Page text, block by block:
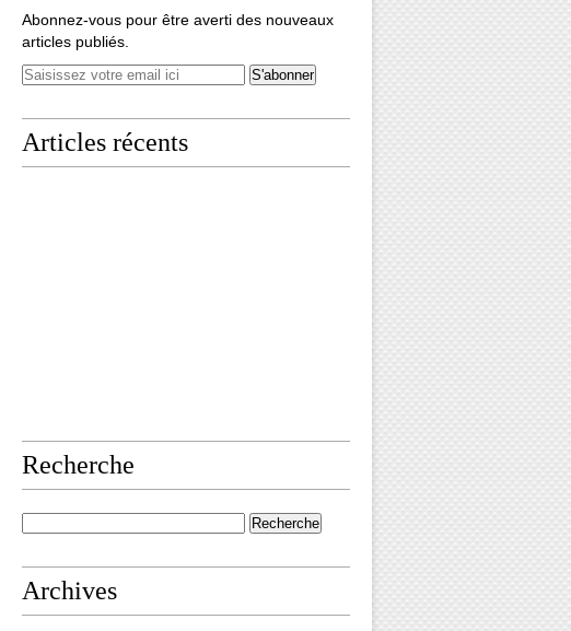
Abonnez-vous pour être averti des nouveaux
articles publiés.
Articles récents
Recherche
Archives